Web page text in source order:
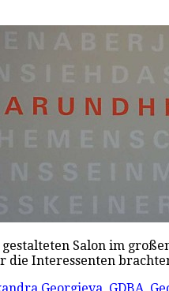
Salon im
die Interessenten